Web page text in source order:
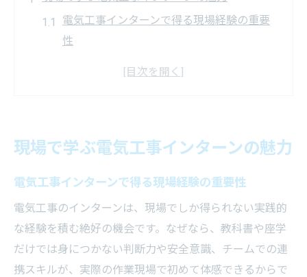
電気工事インターンで得る現場経験の重要
性
電気工事のリアルな課題に挑む学びの場
談
電気工事のインターンで広がる成長の可能
電気工事インターンがキャリア形成に効く理由
現場で学ぶ電気工事インターンの魅力
電気工事インターンで得る現場経験の重要性
電気工事のインターンは、現場でしか得られない実践的
な経験を積む絶好の機会です。なぜなら、教科書や座学
だけでは身につかない判断力や安全意識、チームでの連
携スキルが、実際の作業現場で初めて体感できるからで